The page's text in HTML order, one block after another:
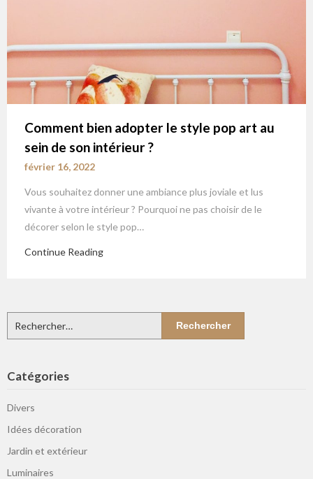
Comment bien adopter le style pop art au
sein de son intérieur ?
février 16, 2022
Vous souhaitez donner une ambiance plus joviale et lus
vivante à votre intérieur ? Pourquoi ne pas choisir de le
décorer selon le style pop…
Continue Reading
Catégories
Divers
Idées décoration
Jardin et extérieur
Luminaires